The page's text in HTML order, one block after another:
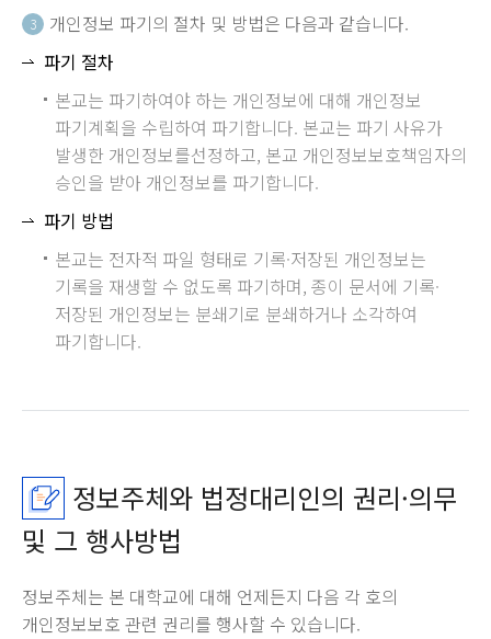
3
개인정보 파기의 절차 및 방법은 다음과 같습니다.
파기 절차
본교는 파기하여야 하는 개인정보에 대해 개인정보
파기계획을 수립하여 파기합니다. 본교는 파기 사유가
발생한 개인정보를선정하고, 본교 개인정보보호책임자의
승인을 받아 개인정보를 파기합니다.
파기 방법
본교는 전자적 파일 형태로 기록·저장된 개인정보는
기록을 재생할 수 없도록 파기하며, 종이 문서에 기록·
저장된 개인정보는 분쇄기로 분쇄하거나 소각하여
파기합니다.
정보주체와 법정대리인의 권리·의무
및 그 행사방법
정보주체는 본 대학교에 대해 언제든지 다음 각 호의
개인정보보호 관련 권리를 행사할 수 있습니다.